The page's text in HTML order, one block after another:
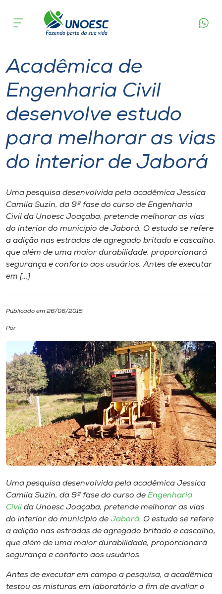
Cursos
Pesquisa
Atendimento ao Estudante
Portal de Ensino
Internacionalização
I.nova
Diplomados
Biblioteca
Editora
Rádio
Museu
Unoesc
Store
Selecione
o idioma
acontece
Jaborá
Acadêmica de
Engenharia Civil
desenvolve estudo
para melhorar as vias
do interior de Jaborá
Uma pesquisa desenvolvida pela acadêmica Jessica
Camila Suzin, da 9ª fase do curso de Engenharia
Civil da Unoesc Joaçaba, pretende melhorar as vias
do interior do município de Jaborá. O estudo se refere
a adição nas estradas de agregado britado e cascalho,
que além de uma maior durabilidade, proporcionará
segurança e conforto aos usuários. Antes de executar
em […]
Publicado em 26/06/2015
Por
Uma pesquisa desenvolvida pela acadêmica Jessica
Camila Suzin, da 9ª fase do curso de Engenharia
Civil da Unoesc Joaçaba, pretende melhorar as vias
do interior do município de Jaborá. O estudo se refere
a adição nas estradas de agregado britado e cascalho,
que além de uma maior durabilidade, proporcionará
segurança e conforto aos usuários.
Antes de executar em campo a pesquisa, a acadêmica
testou as misturas em laboratório a fim de avaliar o